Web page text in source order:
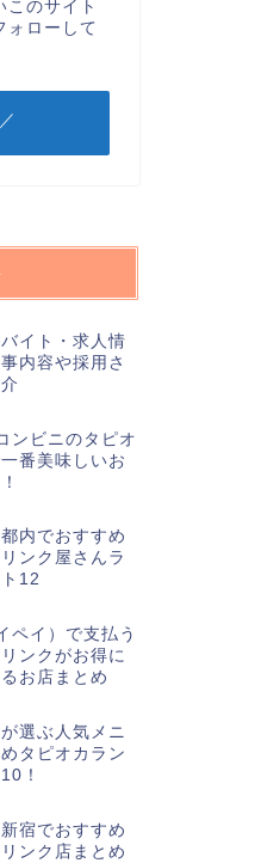
このサイト
ォローして
イト・求人情
内容や採用さ
ンビニのタピオ
番美味しいお
内でおすすめ
ンク屋さんラ
12
ペイ）で支払う
ンクがお得に
お店まとめ
選ぶ人気メニ
タピオカラン
！
宿でおすすめ
ンク店まとめ